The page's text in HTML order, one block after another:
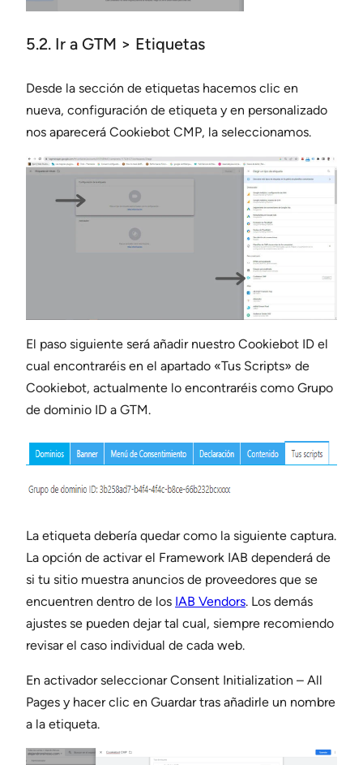
5.2. Ir a GTM > Etiquetas
Desde la sección de etiquetas hacemos clic en
nueva, configuración de etiqueta y en personalizado
nos aparecerá Cookiebot CMP, la seleccionamos.
El paso siguiente será añadir nuestro Cookiebot ID el
cual encontraréis en el apartado «Tus Scripts» de
Cookiebot, actualmente lo encontraréis como Grupo
de dominio ID a GTM.
La etiqueta debería quedar como la siguiente captura.
La opción de activar el Framework IAB dependerá de
si tu sitio muestra anuncios de proveedores que se
encuentren dentro de los IAB Vendors. Los demás
ajustes se pueden dejar tal cual, siempre recomiendo
revisar el caso individual de cada web.
En activador seleccionar Consent Initialization – All
Pages y hacer clic en Guardar tras añadirle un nombre
a la etiqueta.